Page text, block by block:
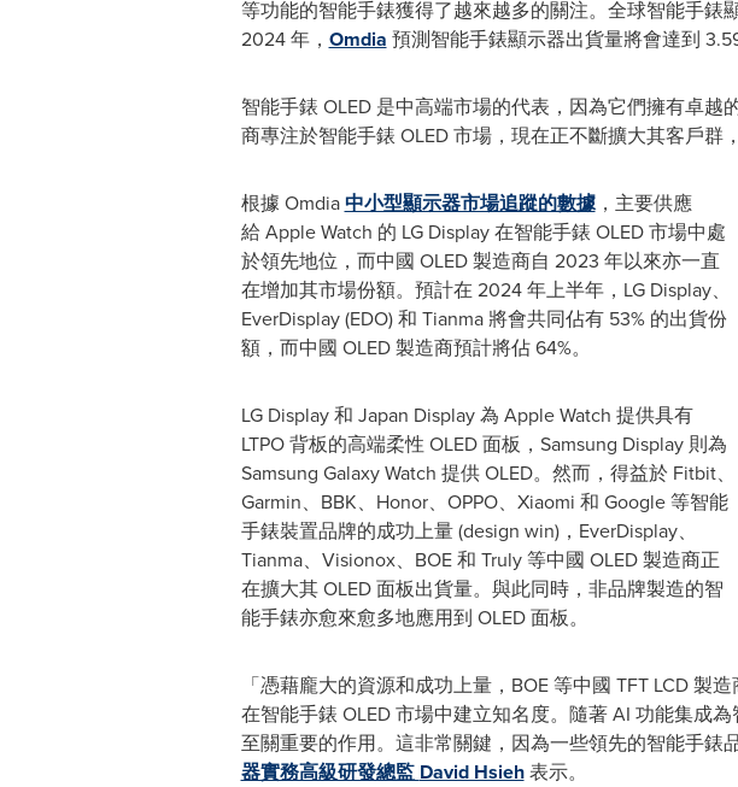
等功能的智能手錶獲得了越來越多的關注。全球智能手錶
2024 年， Omdia 預測智能手錶顯示器出貨量將會達到
智能手錶 OLED 是中高端市場的代表，因為它們擁有卓
商專注於智能手錶 OLED 市場，現在正不斷擴大其客戶群
根據 Omdia中小型顯示器市場追蹤的數據，主要供應
給 Apple Watch 的 LG Display 在智能手錶 OLED 市場中處
於領先地位，而中國 OLED 製造商自 2023 年以來亦一直
在增加其市場份額。預計在 2024 年上半年，LG Display、
EverDisplay (EDO) 和 Tianma 將會共同佔有 53% 的出貨份
額，而中國 OLED 製造商預計將佔 64%。
LG Display 和 Japan Display 為 Apple Watch 提供具有
LTPO 背板的高端柔性 OLED 面板，Samsung Display 則為
Samsung Galaxy Watch 提供 OLED。然而，得益於 Fitbit、
Garmin、BBK、Honor、OPPO、Xiaomi 和 Google 等智能
手錶裝置品牌的成功上量 (design win)，EverDisplay、
Tianma、Visionox、BOE 和 Truly 等中國 OLED 製造商正
在擴大其 OLED 面板出貨量。與此同時，非品牌製造的智
能手錶亦愈來愈多地應用到 OLED 面板。
「憑藉龐大的資源和成功上量，BOE 等中國 TFT LCD 製
在智能手錶 OLED 市場中建立知名度。隨著 AI 功能集成
至關重要的作用。這非常關鍵，因為一些領先的智能手錶
器實務高級研發總監 David Hsieh表示。